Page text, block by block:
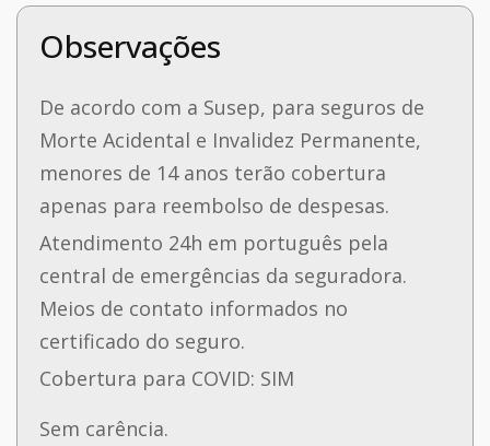
Observações
De acordo com a Susep, para seguros de
Morte Acidental e Invalidez Permanente,
menores de 14 anos terão cobertura
apenas para reembolso de despesas.
Atendimento 24h em português pela
central de emergências da seguradora.
Meios de contato informados no
certificado do seguro.
Cobertura para COVID: SIM
Sem carência.